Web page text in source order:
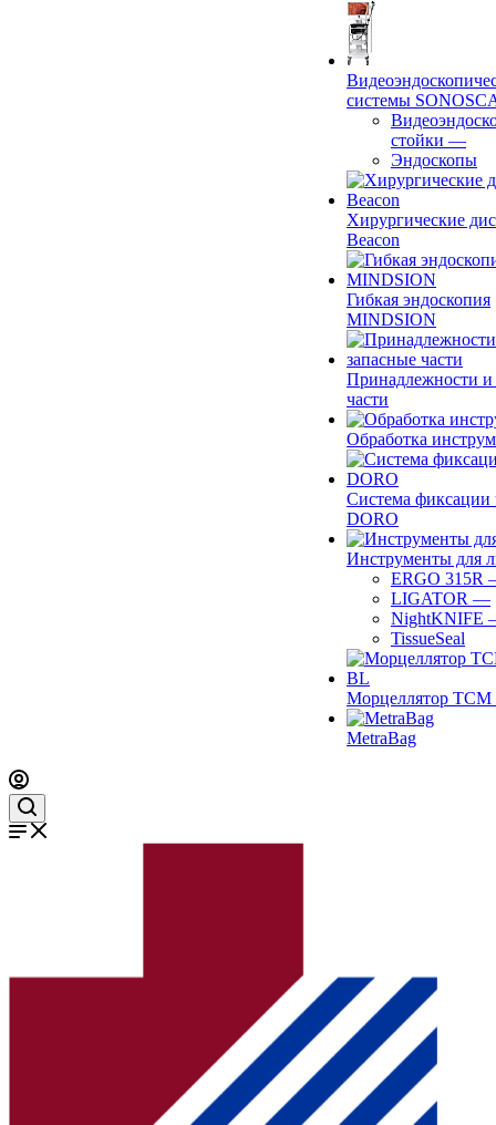
системы
стойки —
Эндоскопы
Хирургические
Beacon
Гибкая эндоскопия
MINDSION
Принадлежности и
части
Обработка
Система фиксации
DORO
Инструменты для
ERGO 315R
LIGATOR —
NightKNIFE
TissueSeal
Морцеллятор ТСМ
MetraBag